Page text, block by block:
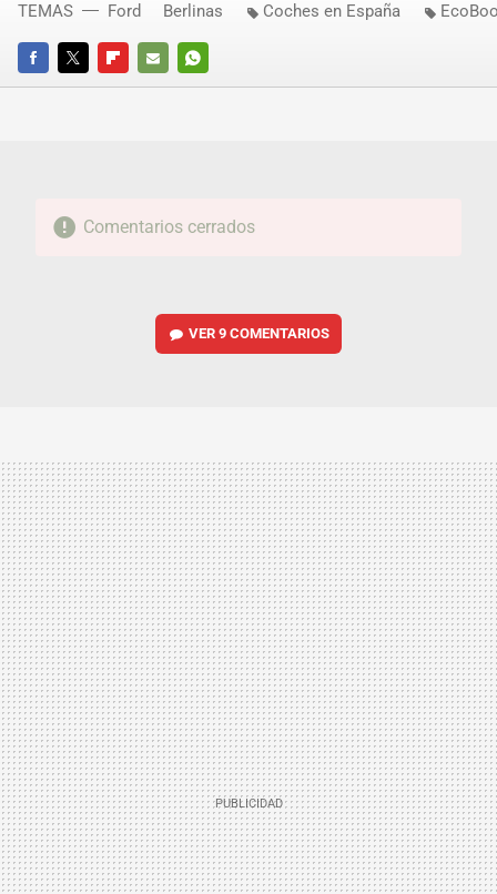
FACEBOOKTWITTERFLIPBOARD
E-
WHATSAPP
TEMAS Ford Berlinas Coches en España
Comentarios cerrados
VER9 COMENTARIOS